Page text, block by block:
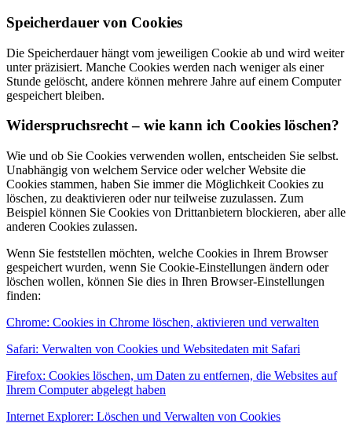
Speicherdauer von Cookies
Die Speicherdauer hängt vom jeweiligen Cookie ab und wird weiter
unter präzisiert. Manche Cookies werden nach weniger als einer
Stunde gelöscht, andere können mehrere Jahre auf einem Computer
gespeichert bleiben.
Widerspruchsrecht – wie kann ich Cookies löschen?
Wie und ob Sie Cookies verwenden wollen, entscheiden Sie selbst.
Unabhängig von welchem Service oder welcher Website die
Cookies stammen, haben Sie immer die Möglichkeit Cookies zu
löschen, zu deaktivieren oder nur teilweise zuzulassen. Zum
Beispiel können Sie Cookies von Drittanbietern blockieren, aber alle
anderen Cookies zulassen.
Wenn Sie feststellen möchten, welche Cookies in Ihrem Browser
gespeichert wurden, wenn Sie Cookie-Einstellungen ändern oder
löschen wollen, können Sie dies in Ihren Browser-Einstellungen
finden:
Chrome: Cookies in Chrome löschen, aktivieren und verwalten
Safari: Verwalten von Cookies und Websitedaten mit Safari
Firefox: Cookies löschen, um Daten zu entfernen, die Websites auf
Ihrem Computer abgelegt haben
Internet Explorer: Löschen und Verwalten von Cookies